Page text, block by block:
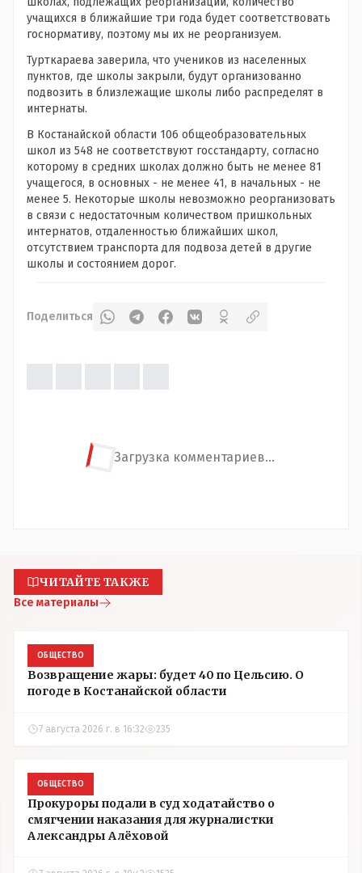
учащихся в ближайшие три года будет соответствовать
госнормативу, поэтому мы их не реорганизуем.
Турткараева заверила, что учеников из населенных
пунктов, где школы закрыли, будут организованно
подвозить в близлежащие школы либо распределят в
интернаты.
В Костанайской области 106 общеобразовательных
школ из 548 не соответствуют госстандарту, согласно
которому в средних школах должно быть не менее 81
учащегося, в основных - не менее 41, в начальных - не
менее 5. Некоторые школы невозможно реорганизовать
в связи с недостаточным количеством пришкольных
интернатов, отдаленностью ближайших школ,
отсутствием транспорта для подвоза детей в другие
школы и состоянием дорог.
Поделиться
Загрузка комментариев...
ЧИТАЙТЕ ТАКЖЕ
Все материалы
ОБЩЕСТВО
Возвращение жары: будет 40 по Цельсию. О
погоде в Костанайской области
7 августа 2026 г. в 16:32 235
ОБЩЕСТВО
Прокуроры подали в суд ходатайство о
смягчении наказания для журналистки
Александры Алёховой